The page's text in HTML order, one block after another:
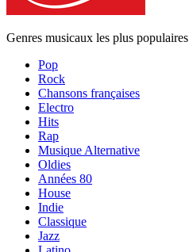
Genres musicaux les plus populaires
Pop
Rock
Chansons françaises
Electro
Hits
Rap
Musique Alternative
Oldies
Années 80
House
Indie
Classique
Jazz